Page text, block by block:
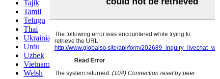
Tajik
Tamil
Telugu
Thai
Ukrainian
Urdu
Uzbek
Vietnamese
Welsh